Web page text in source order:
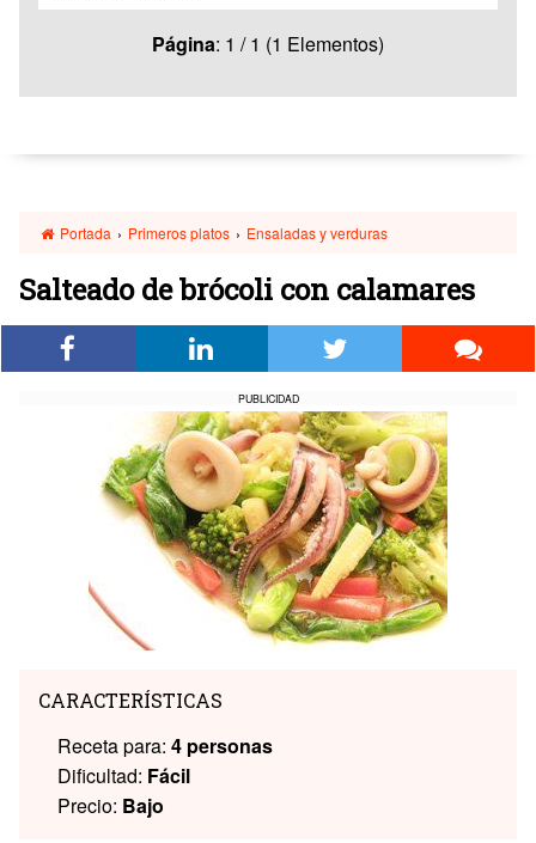
Página: 1 / 1 (1 Elementos)
Portada › Primeros platos › Ensaladas y verduras
Salteado de brócoli con calamares
PUBLICIDAD
CARACTERÍSTICAS
Receta para: 4 personas
Dificultad: Fácil
Precio: Bajo